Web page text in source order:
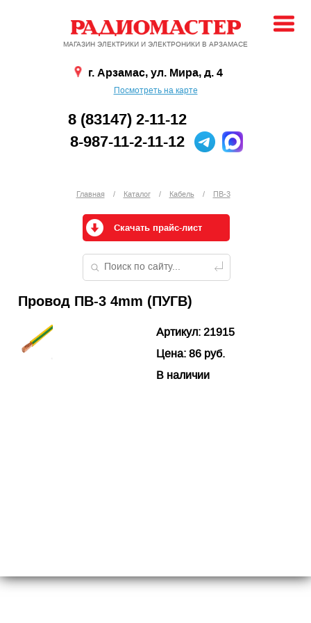
МАГАЗИН ЭЛЕКТРИКИ И ЭЛЕКТРОНИКИ В АРЗАМАСЕ
г. Арзамас, ул. Мира, д. 4
Посмотреть на карте
8 (83147) 2-11-12
8-987-11-2-11-12
Главная / Каталог / Кабель / ПВ-3
Скачать прайс-лист
Провод ПВ-3 4mm (ПУГВ)
Артикул: 21915
Цена: 86 руб.
В наличии